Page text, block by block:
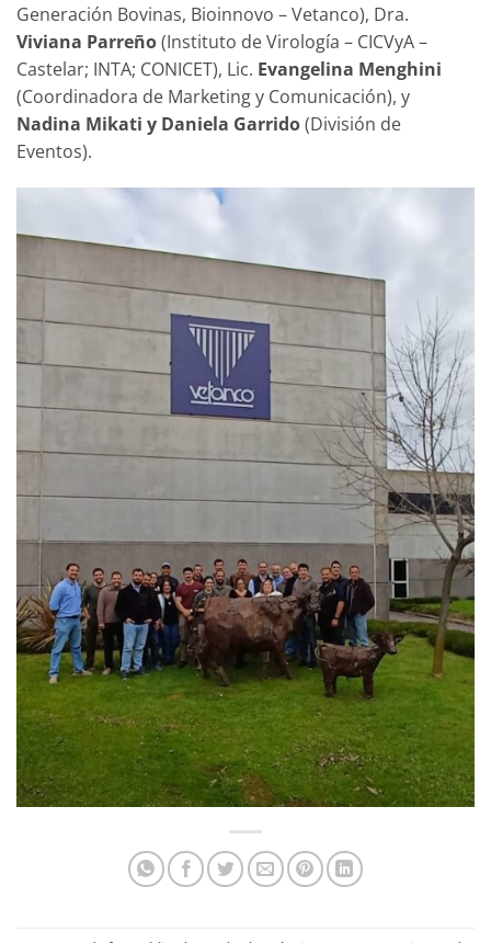
Generación Bovinas, Bioinnovo – Vetanco), Dra.
Viviana Parreño(Instituto de Virología – CICVyA –
Castelar; INTA; CONICET), Lic. Evangelina Menghini
(Coordinadora de Marketing y Comunicación), y
Nadina Mikati y Daniela Garrido(División de
Eventos).